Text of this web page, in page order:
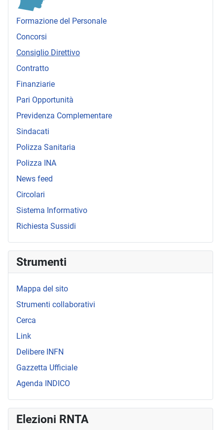
Formazione del Personale
Concorsi
Consiglio Direttivo
Contratto
Finanziarie
Pari Opportunità
Previdenza Complementare
Sindacati
Polizza Sanitaria
Polizza INA
News feed
Circolari
Sistema Informativo
Richiesta Sussidi
Strumenti
Mappa del sito
Strumenti collaborativi
Cerca
Link
Delibere INFN
Gazzetta Ufficiale
Agenda INDICO
Elezioni RNTA